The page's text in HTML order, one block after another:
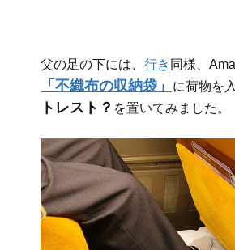
父の足の下には、 行き 同様、
「不織布の収納袋」 に荷物を
トレスト？ を置いてみました。